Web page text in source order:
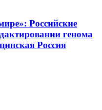
Российские
генома
Россия